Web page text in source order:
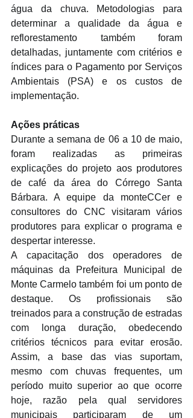
água da chuva. Metodologias para
determinar a qualidade da água e
reflorestamento também foram
detalhadas, juntamente com critérios e
índices para o Pagamento por Serviços
Ambientais (PSA) e os custos de
implementação.
Ações práticas
Durante a semana de 06 a 10 de maio,
foram realizadas as primeiras
explicações do projeto aos produtores
de café da área do Córrego Santa
Bárbara. A equipe da monteCCer e
consultores do CNC visitaram vários
produtores para explicar o programa e
despertar interesse.
A capacitação dos operadores de
máquinas da Prefeitura Municipal de
Monte Carmelo também foi um ponto de
destaque. Os profissionais são
treinados para a construção de estradas
com longa duração, obedecendo
critérios técnicos para evitar erosão.
Assim, a base das vias suportam,
mesmo com chuvas frequentes, um
período muito superior ao que ocorre
hoje, razão pela qual servidores
municipais participaram de um